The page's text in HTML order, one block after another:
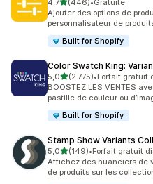
4,7 (446)
446 avis au total
•Gratuite
Ajouter des options de
personnalisateur de
Built for Shopify
Color Swatch King:
5,0étoile(s) sur 5
(2 775)
2775 avis au total
•Forfait gratuit
BOOSTEZ LES VENTES
pastille de couleur ou
Built for Shopify
Stamp Show Variants
5,0étoile(s) sur 5
(149)
149 avis au total
•Forfait gratuit
Affichez des nuanciers de
de produits sur les